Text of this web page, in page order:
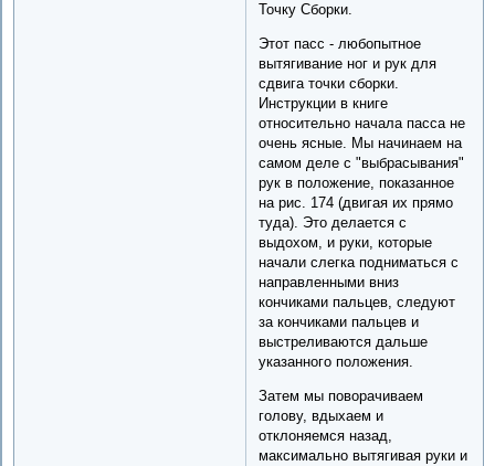
Точку Сборки.
Этот пасс - любопытное
вытягивание ног и рук для
сдвига точки сборки.
Инструкции в книге
относительно начала пасса не
очень ясные. Мы начинаем на
самом деле с "выбрасывания"
рук в положение, показанное
на рис. 174 (двигая их прямо
туда). Это делается с
выдохом, и руки, которые
начали слегка подниматься с
направленными вниз
кончиками пальцев, следуют
за кончиками пальцев и
выстреливаются дальше
указанного положения.
Затем мы поворачиваем
голову, вдыхаем и
отклоняемся назад,
максимально вытягивая руки и